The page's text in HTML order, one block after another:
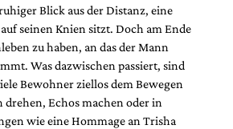
Blick aus der Distanz, eine
seinen Knien sitzt. Doch am Ende
zu haben, an das der Mann
Was dazwischen passiert, sind
Bewohner ziellos dem Bewegen
Echos machen oder in
wie eine Hommage an Trisha